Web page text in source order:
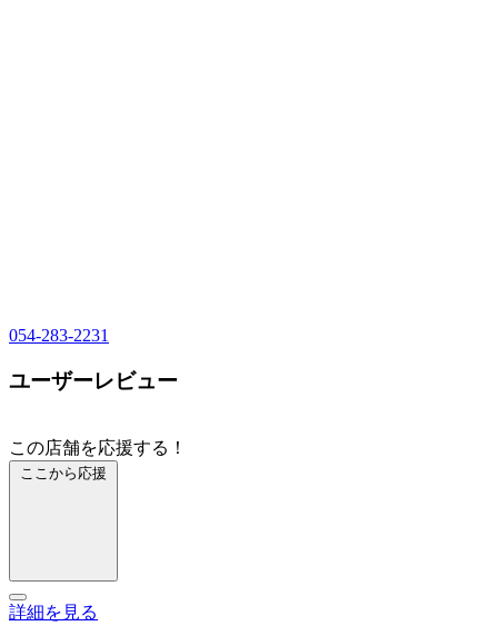
054-283-2231
ユーザーレビュー
この店舗を応援する！
ここから応援
詳細を見る